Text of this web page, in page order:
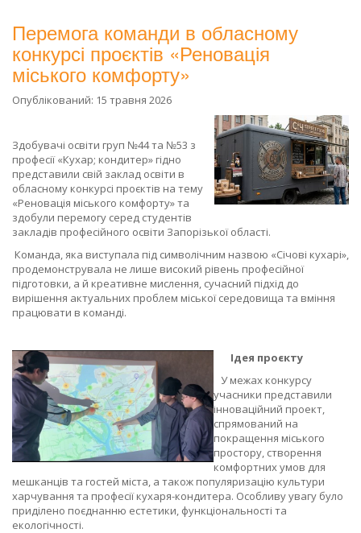
Перемога команди в обласному
конкурсі проєктів «Реновація
міського комфорту»
Опублікований: 15 травня 2026
Здобувачі освіти груп №44 та №53 з
професії «Кухар; кондитер» гідно
представили свій заклад освіти в
обласному конкурсі проєктів на тему
«Реновація міського комфорту» та
здобули перемогу серед студентів
закладів професійного освіти Запорізької області.
Команда, яка виступала під символічним назвою «Січові кухарі»,
продемонструвала не лише високий рівень професійної
підготовки, а й креативне мислення, сучасний підхід до
вирішення актуальних проблем міської середовища та вміння
працювати в команді.
Ідея проєкту
У межах конкурсу
учасники представили
інноваційний проект,
спрямований на
покращення міського
простору, створення
комфортних умов для
мешканців та гостей міста, а також популяризацію культури
харчування та професії кухаря-кондитера. Особливу увагу було
приділено поєднанню естетики, функціональності та
екологічності.